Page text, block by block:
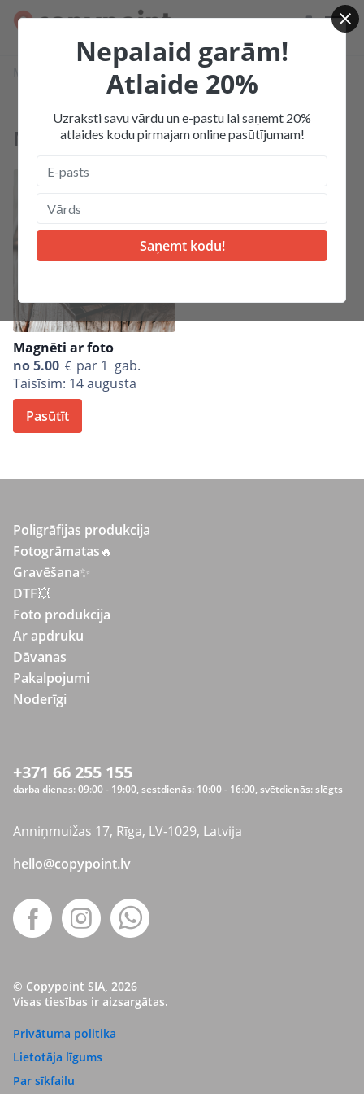
Produkcija Magneti
Magneti
Magnēti ar foto
no5.00
par 1 gab.
Taisīsim: 14 augusta
Pasūtīt
Poligrāfijas produkcija
Fotogrāmatas🔥
Gravēšana✨
DTF💥
Foto produkcija
Ar apdruku
Dāvanas
Pakalpojumi
Noderīgi
+371 66 255 155
darba dienas: 09:00 - 19:00, sestdienās: 10:00 - 16:00, svētdienās: slēgts
Anniņmuižas 17, Rīga, LV-1029, Latvija
hello@copypoint.lv
© Copypoint SIA, 2026
Visas tiesības ir aizsargātas.
Privātuma politika
Lietotāja līgums
Par sīkfailu
Nepalaid garām!
Atlaide 20%
Uzraksti savu vārdu un e-pastu lai saņemt 20%
atlaides kodu pirmajam online pasūtījumam!